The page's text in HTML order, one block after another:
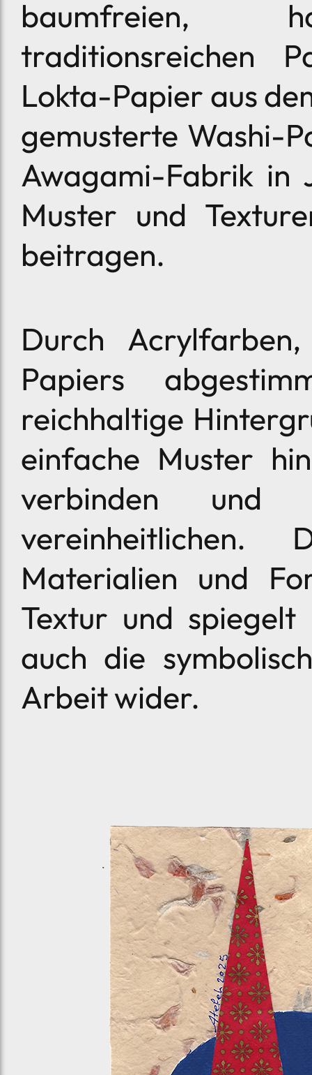
baumfreien,
traditionsreichen
Lokta-Papier aus
gemusterte Washi-
Awagami-Fabrik in
Muster und
beitragen.
Durch
Papiers
reichhaltige
einfache Muster
verbinden und
vereinheitlichen.
Materialien und
Textur und
auch die
Arbeit wider.